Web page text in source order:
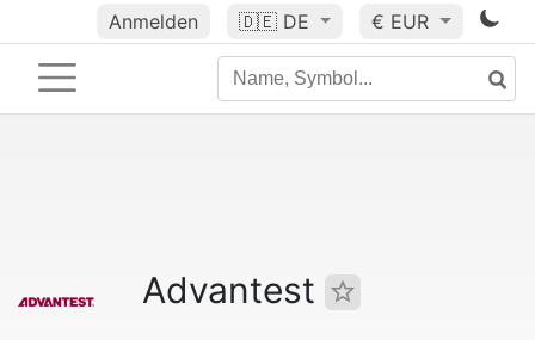
Anmelden 🇩🇪 DE € EUR
Advantest